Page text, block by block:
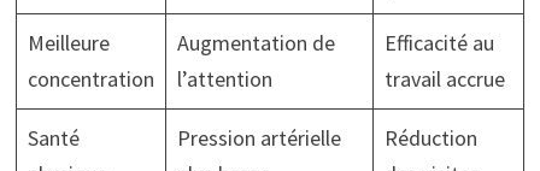
Meilleure
concentration
Augmentation de
l’attention
Efficacité au
travail accrue
Santé
Pression artérielle
Réduction